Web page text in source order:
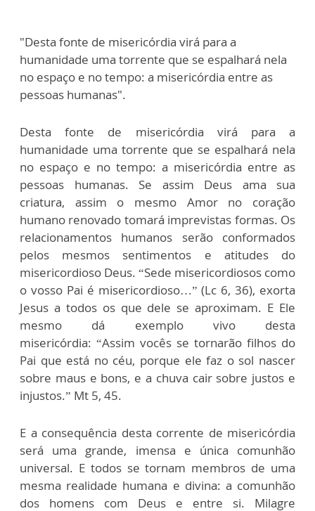
"Desta fonte de misericórdia virá para a
humanidade uma torrente que se espalhará nela
no espaço e no tempo: a misericórdia entre as
pessoas humanas".
Desta fonte de misericórdia virá para a
humanidade uma torrente que se espalhará nela
no espaço e no tempo: a misericórdia entre as
pessoas humanas. Se assim Deus ama sua
criatura, assim o mesmo Amor no coração
humano renovado tomará imprevistas formas. Os
relacionamentos humanos serão conformados
pelos mesmos sentimentos e atitudes do
misericordioso Deus. “Sede misericordiosos como
o vosso Pai é misericordioso…” (Lc 6, 36), exorta
Jesus a todos os que dele se aproximam. E Ele
mesmo dá exemplo vivo desta
misericórdia: “Assim vocês se tornarão filhos do
Pai que está no céu, porque ele faz o sol nascer
sobre maus e bons, e a chuva cair sobre justos e
injustos.” Mt 5, 45.
E a consequência desta corrente de misericórdia
será uma grande, imensa e única comunhão
universal. E todos se tornam membros de uma
mesma realidade humana e divina: a comunhão
dos homens com Deus e entre si. Milagre